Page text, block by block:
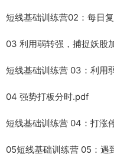
短线基础训练营02：每日
03 利用弱转强，捕捉妖股
短线基础训练营 03：利用
04 强势打板分时.pdf
短线基础训练营 04：打涨
05短线基础训练营 05：遇